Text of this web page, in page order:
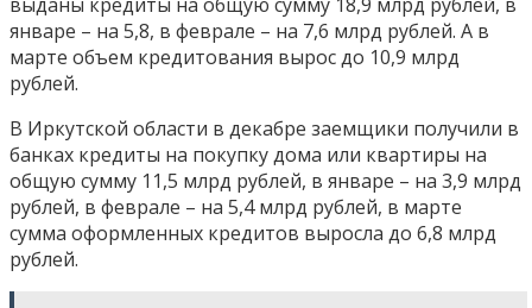
январе – на 5,8, в феврале – на 7,6 млрд рублей. А в
марте объем кредитования вырос до 10,9 млрд
рублей.
В Иркутской области в декабре заемщики получили в
банках кредиты на покупку дома или квартиры на
общую сумму 11,5 млрд рублей, в январе – на 3,9 млрд
рублей, в феврале – на 5,4 млрд рублей, в марте
сумма оформленных кредитов выросла до 6,8 млрд
рублей.